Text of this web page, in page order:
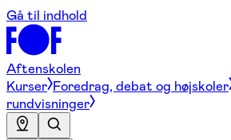
Gå til indhold
Aftenskolen
Kurser Foredrag, debat og højskoler
rundvisninger